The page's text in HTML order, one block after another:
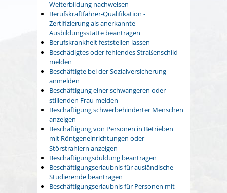
Weiterbildung nachweisen
Berufskraftfahrer-Qualifikation -
Zertifizierung als anerkannte
Ausbildungsstätte beantragen
Berufskrankheit feststellen lassen
Beschädigtes oder fehlendes Straßenschild
melden
Beschäftigte bei der Sozialversicherung
anmelden
Beschäftigung einer schwangeren oder
stillenden Frau melden
Beschäftigung schwerbehinderter Menschen
anzeigen
Beschäftigung von Personen in Betrieben
mit Röntgeneinrichtungen oder
Störstrahlern anzeigen
Beschäftigungsduldung beantragen
Beschäftigungserlaubnis für ausländische
Studierende beantragen
Beschäftigungserlaubnis für Personen mit